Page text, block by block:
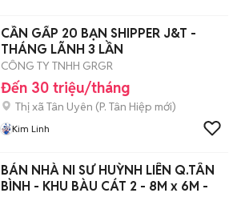
CẦN GẤP 20 BẠN SHIPPER J&T -
THÁNG LÃNH 3 LẦN
CÔNG TY TNHH GRGR
Đến 30 triệu/tháng
Thị xã Tân Uyên (P. Tân Hiệp mới)
Kim Linh
BÁN NHÀ NI SƯ HUỲNH LIÊN Q.TÂN
BÌNH - KHU BÀU CÁT 2 - 8M x 6M -